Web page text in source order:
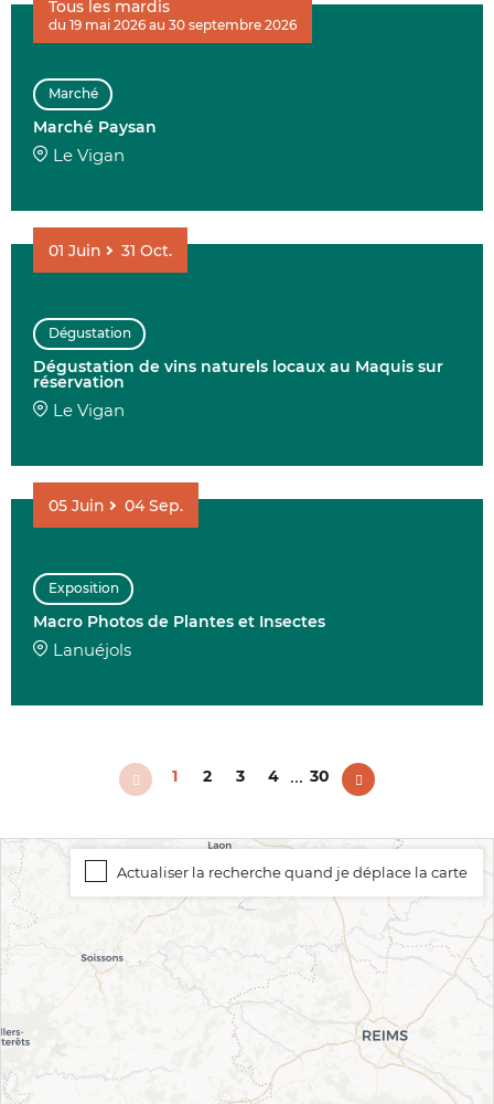
DATE
Marché
Marché Paysan
Le Vigan
Tous les mardis
du 19 mai 2026 au 30 septembre 2026
Dégustation
Dégustation de vins naturels locaux au Maquis sur
réservation
Le Vigan
01 Juin 31 Oct.
Exposition
Macro Photos de Plantes et Insectes
Lanuéjols
05 Juin 04 Sep.
1 2 3 4 ... 30
Actualiser la recherche quand je déplace la carte